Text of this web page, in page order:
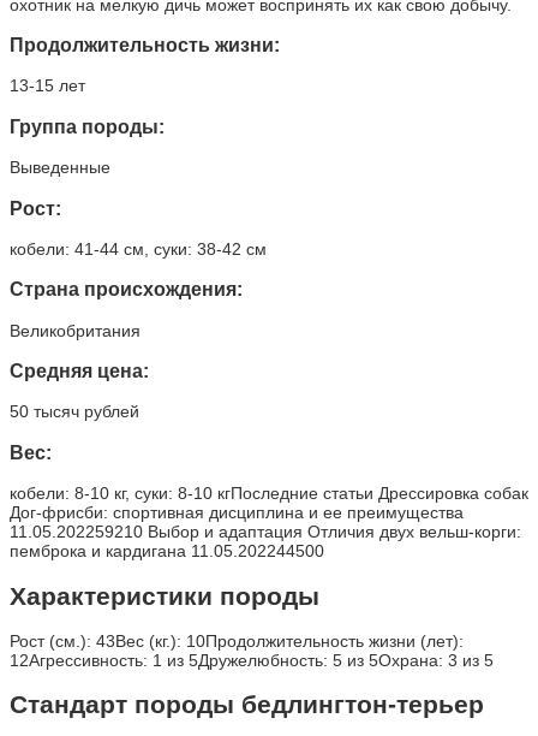
охотник на мелкую дичь может воспринять их как свою добычу.
Продолжительность жизни:
13-15 лет
Группа породы:
Выведенные
Рост:
кобели: 41-44 см, суки: 38-42 см
Страна происхождения:
Великобритания
Средняя цена:
50 тысяч рублей
Вес:
кобели: 8-10 кг, суки: 8-10 кгПоследние статьи Дрессировка собак
Дог-фрисби: спортивная дисциплина и ее преимущества
11.05.202259210 Выбор и адаптация Отличия двух вельш-корги:
пемброка и кардигана 11.05.202244500
Характеристики породы
Рост (см.): 43Вес (кг.): 10Продолжительность жизни (лет):
12Агрессивность: 1 из 5Дружелюбность: 5 из 5Охрана: 3 из 5
Стандарт породы бедлингтон-терьер